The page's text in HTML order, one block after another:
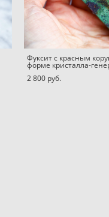
Фуксит с красным
форме кристалла-
2 800 pуб.